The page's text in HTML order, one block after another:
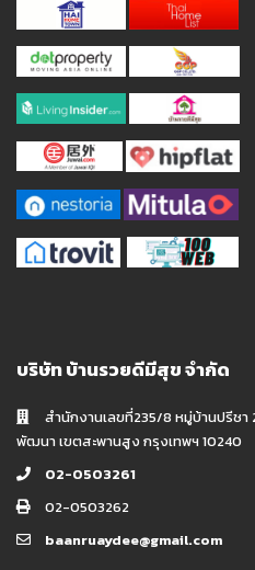
บริษัท บ้านรวยดีมีสุข จำกัด
สำนักงานเลขที่235/8 หมู่บ้านปรีช
พัฒนา เขตสะพานสูง กรุงเทพฯ 10240
02-0503261
02-0503262
baanruaydee@gmail.com